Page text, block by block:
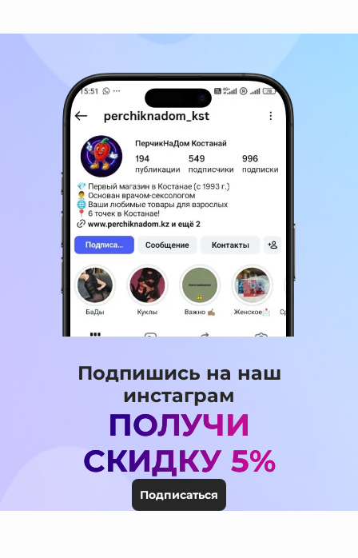
Подпишись на наш
инстаграм
ПОЛУЧИ
СКИДКУ 5%
Подписаться